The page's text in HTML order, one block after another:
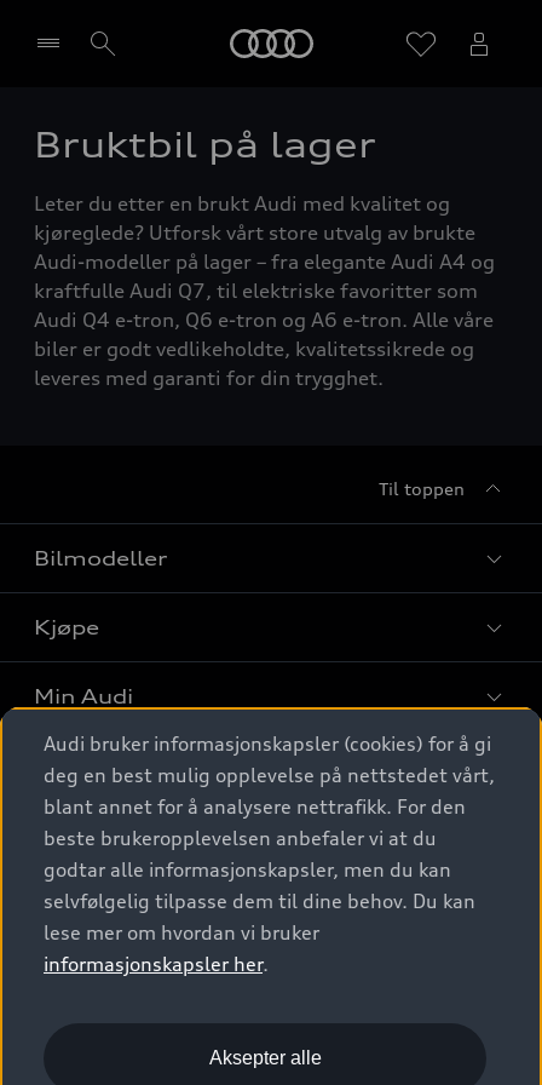
Velg forhandler
Bruktbil på lager
Leter du etter en brukt Audi med kvalitet og
kjøreglede? Utforsk vårt store utvalg av brukte
Audi-modeller på lager – fra elegante Audi A4 og
kraftfulle Audi Q7, til elektriske favoritter som
Audi Q4 e-tron, Q6 e-tron og A6 e-tron. Alle våre
biler er godt vedlikeholdte, kvalitetssikrede og
leveres med garanti for din trygghet.
Til toppen
Bilmodeller
Finn din Audi
Sammenlign bilmodeller
Elbiler
SUV
Stasjonsvogn
Sportback
S/RS
Konseptbiler og prototyper
Kjøpe
Kjøpshjelp
Biler på lager
Finn forhandler
Bestill prøvekjøring
Kontakt forhandler
Bilgarantier
Min Audi
Behold nybilfølelsen
Audi Originalt tilbehør
Verkstedtjenester
Digitale tjenester
Audi digitale tjenester
Audi connect
Functions on demand
Kom i gang med myAudi
Audi Norge
Kundeservice
Audi Driving Experience
© 2026 AUDI NORGE. All Rights Reserved.
Imprint
Audi bruker informasjonskapsler (cookies) for å gi
deg en best mulig opplevelse på nettstedet vårt,
blant annet for å analysere nettrafikk. For den
beste brukeropplevelsen anbefaler vi at du
godtar alle informasjonskapsler, men du kan
selvfølgelig tilpasse dem til dine behov. Du kan
lese mer om hvordan vi bruker
informasjonskapsler her.
Aksepter alle